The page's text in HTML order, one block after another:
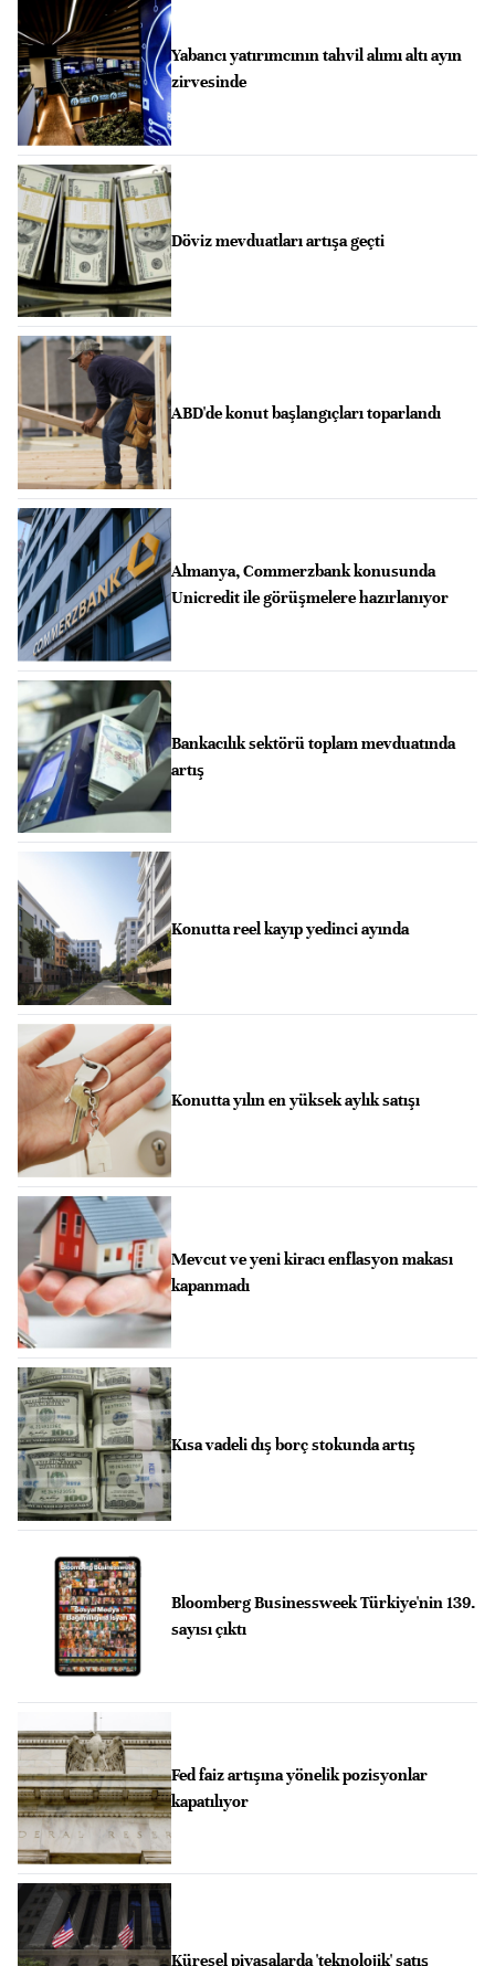
Yabancı yatırımcının tahvil alımı altı ayın
zirvesinde
Döviz mevduatları artışa geçti
ABD'de konut başlangıçları toparlandı
Almanya, Commerzbank konusunda
Unicredit ile görüşmelere hazırlanıyor
Bankacılık sektörü toplam mevduatında
artış
Konutta reel kayıp yedinci ayında
Konutta yılın en yüksek aylık satışı
Mevcut ve yeni kiracı enflasyon makası
kapanmadı
Kısa vadeli dış borç stokunda artış
Bloomberg Businessweek Türkiye'nin 139.
sayısı çıktı
Fed faiz artışına yönelik pozisyonlar
kapatılıyor
Küresel piyasalarda 'teknolojik' satış